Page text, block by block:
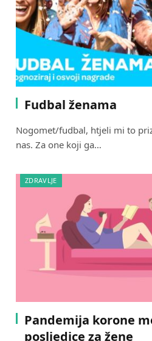
Fudbal ženama
Nogomet/fudbal, htjeli mi to
nas. Za one koji ga…
ZDRAVLJE
Pandemija korone
posljedice za žene